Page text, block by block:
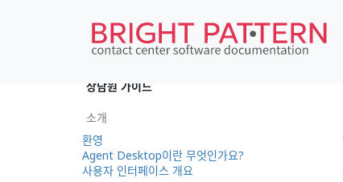
상담원 가이드
소개
환영
Agent Desktop이란 무엇인가요?
사용자 인터페이스 개요